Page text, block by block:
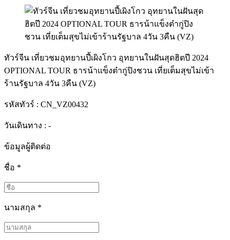
ทัวร์จีน เที่ยวชมอุทยานปี้เผิงโกว อุทยานในฝันสุดฮิตปี 2024
OPTIONAL TOUR ธารน้าแข็งต๋ากู่ปิงชวน เที่ยเต็มสุขไม่เข้า
ร้านรัฐบาล 4วัน 3คืน (VZ)
รหัสทัวร์ : CN_VZ00432
วันเดินทาง : -
ข้อมูลผู้ติดต่อ
ชื่อ *
นามสกุล *